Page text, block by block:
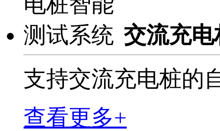
交流充
支持交流充电桩的
查看更多+